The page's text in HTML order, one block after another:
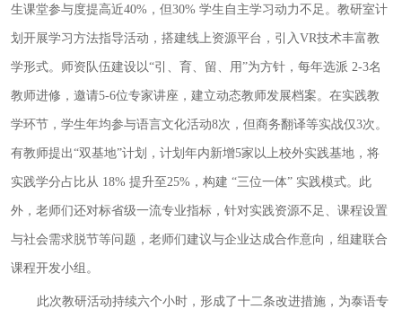
生课堂参与度提高近40%，但30% 学生自主学习动力不足。教研室计
划开展学习方法指导活动，搭建线上资源平台，引入VR技术丰富教
学形式。师资队伍建设以“引、育、留、用”为方针，每年选派 2-3名
教师进修，邀请5-6位专家讲座，建立动态教师发展档案。在实践教
学环节，学生年均参与语言文化活动8次，但商务翻译等实战仅3次。
有教师提出“双基地”计划，计划年内新增5家以上校外实践基地，将
实践学分占比从 18% 提升至25%，构建 “三位一体” 实践模式。此
外，老师们还对标省级一流专业指标，针对实践资源不足、课程设置
与社会需求脱节等问题，老师们建议与企业达成合作意向，组建联合
课程开发小组。
此次教研活动持续六个小时，形成了十二条改进措施，为泰语专